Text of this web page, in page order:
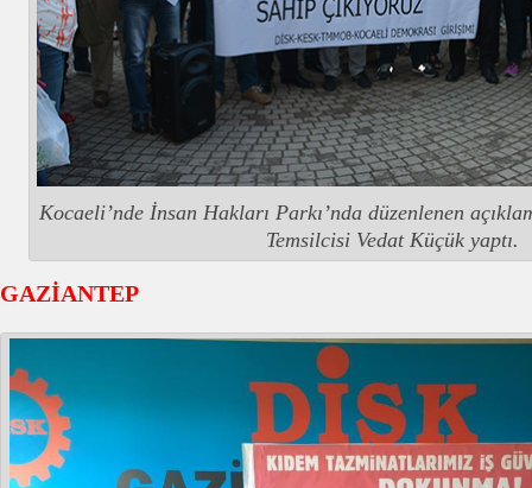
Kocaeli’nde İnsan Hakları Parkı’nda düzenlenen
Temsilcisi Vedat Küçük yaptı.
GAZİANTEP